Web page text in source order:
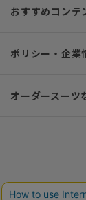
おすすめコンテ
ポリシー・企業
オーダースーツ